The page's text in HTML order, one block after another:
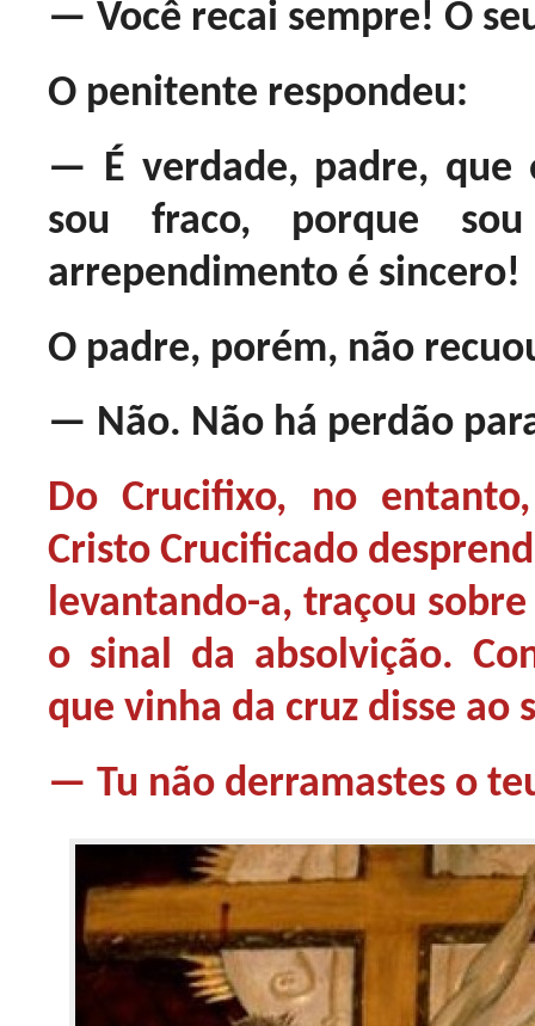
— Você recai sempre! O
O penitente respondeu:
— É verdade, padre, que
sou fraco, porque
arrependimento é sincero!
O padre, porém, não
— Não. Não há perdão
Do Crucifixo, no
Cristo Crucificado
levantando-a, traçou
o sinal da absolvição.
que vinha da cruz disse ao
— Tu não derramastes o